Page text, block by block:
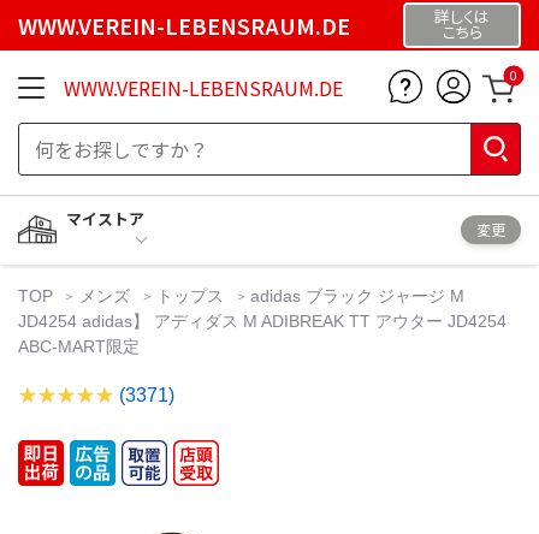
WWW.VEREIN-LEBENSRAUM.DE 詳しくは
こちら
WWW.VEREIN-LEBENSRAUM.DE 0
マイストア
変更
TOP メンズ トップス
adidas ブラック ジャージ M
JD4254 adidas】 アディダス M ADIBREAK TT アウター JD4254
ABC-MART限定
(3371)